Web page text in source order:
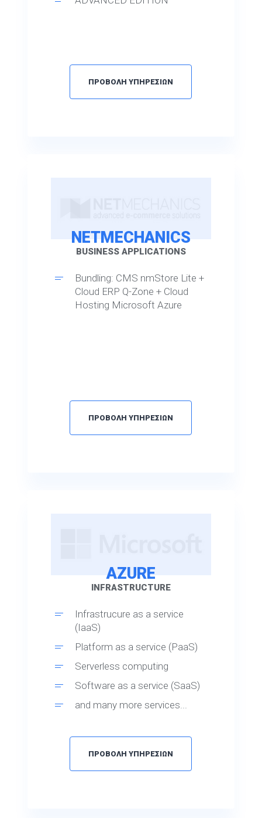
ΠΡΟΒΟΛΗ ΥΠΗΡΕΣΙΩΝ
NETMECHANICS
BUSINESS APPLICATIONS
Bundling: CMS nmStore Lite +
Cloud ERP Q-Zone + Cloud
Hosting Microsoft Azure
ΠΡΟΒΟΛΗ ΥΠΗΡΕΣΙΩΝ
AZURE
INFRASTRUCTURE
Infrastrucure as a service
(IaaS)
Platform as a service (PaaS)
Serverless computing
Software as a service (SaaS)
and many more services...
ΠΡΟΒΟΛΗ ΥΠΗΡΕΣΙΩΝ